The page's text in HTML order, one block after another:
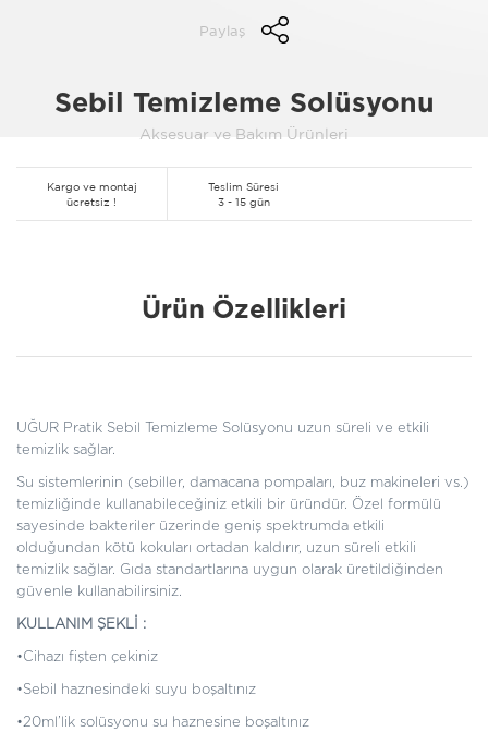
Paylaş
Sebil Temizleme Solüsyonu
Aksesuar ve Bakım Ürünleri
Kargo ve montaj
ücretsiz !
Teslim Süresi
3 - 15 gün
Ürün Özellikleri
UĞUR Pratik Sebil Temizleme Solüsyonu uzun süreli ve etkili
temizlik sağlar.
Su sistemlerinin (sebiller, damacana pompaları, buz makineleri vs.)
temizliğinde kullanabileceğiniz etkili bir üründür. Özel formülü
sayesinde bakteriler üzerinde geniş spektrumda etkili
olduğundan kötü kokuları ortadan kaldırır, uzun süreli etkili
temizlik sağlar. Gıda standartlarına uygun olarak üretildiğinden
güvenle kullanabilirsiniz.
KULLANIM ŞEKLİ :
•Cihazı fişten çekiniz
•Sebil haznesindeki suyu boşaltınız
•20ml’lik solüsyonu su haznesine boşaltınız